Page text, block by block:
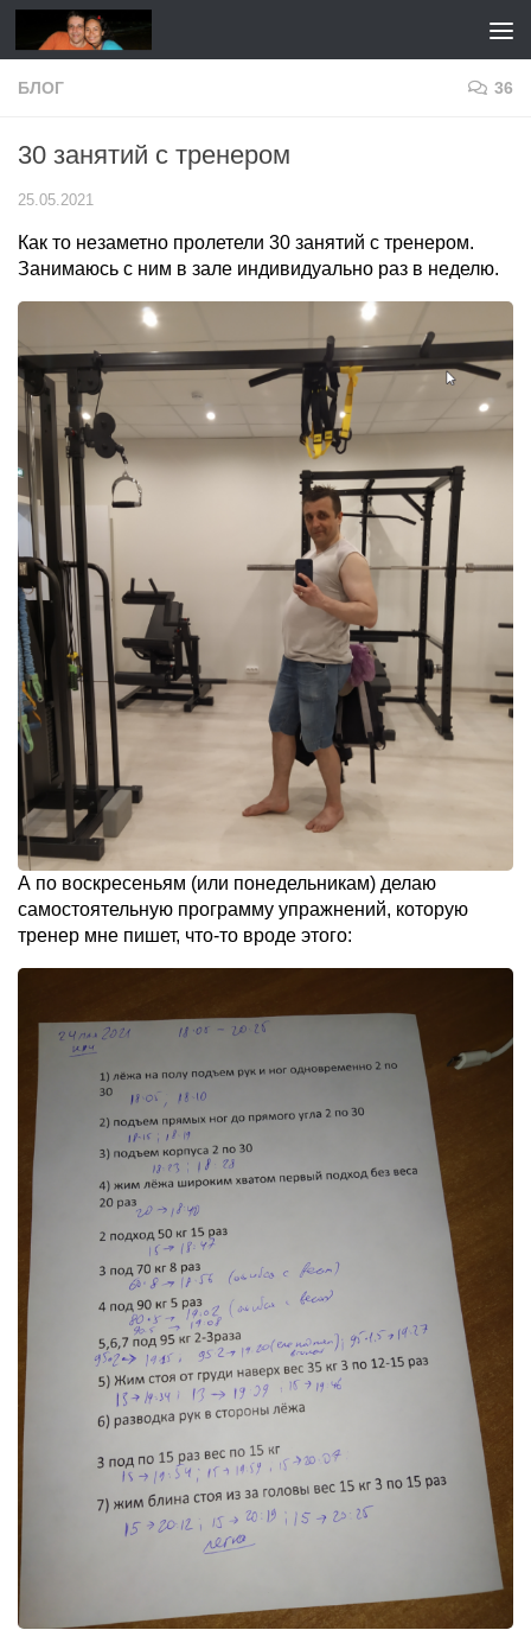
Перейти к содержимому
БЛОГ 36
30 занятий с тренером
25.05.2021
Как то незаметно пролетели 30 занятий с тренером.
Занимаюсь с ним в зале индивидуально раз в неделю.
А по воскресеньям (или понедельникам) делаю
самостоятельную программу упражнений, которую
тренер мне пишет, что-то вроде этого: